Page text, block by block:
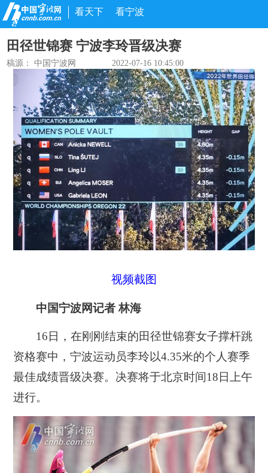
看天下 看宁波
田径世锦赛 宁波李玲晋级决赛
稿源： 中国宁波网 2022-07-16 10:45:00
视频截图
中国宁波网记者 林海
16日，在刚刚结束的田径世锦赛女子撑杆跳
资格赛中，宁波运动员李玲以4.35米的个人赛季
最佳成绩晋级决赛。决赛将于北京时间18日上午
进行。